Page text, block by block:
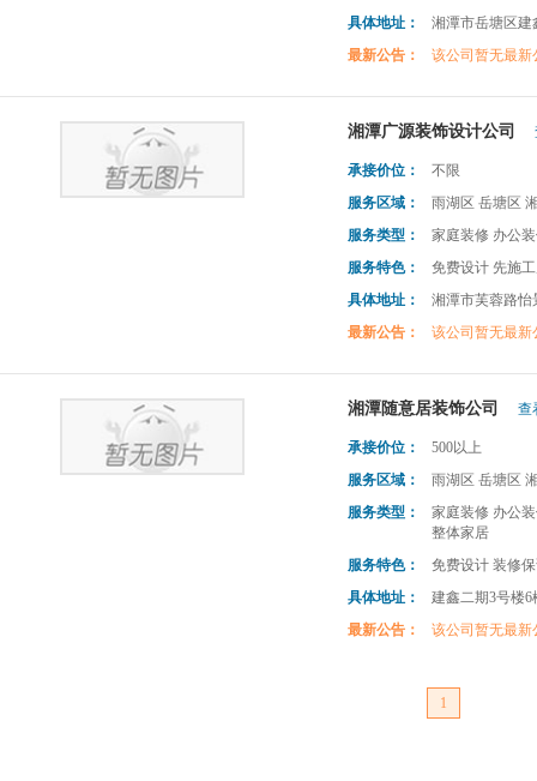
具体地址：
湘潭市岳塘区建
最新公告：
该公司暂无最新
湘潭广源装饰设计公司
承接价位：
不限
服务区域：
雨湖区 岳塘区
服务类型：
家庭装修 办公
服务特色：
免费设计 先施
具体地址：
湘潭市芙蓉路怡
最新公告：
该公司暂无最新
湘潭随意居装饰公司 查
承接价位：
500以上
服务区域：
雨湖区 岳塘区
服务类型：
家庭装修 办公
整体家居
服务特色：
免费设计 装修
具体地址：
建鑫二期3号楼6
最新公告：
该公司暂无最新
1